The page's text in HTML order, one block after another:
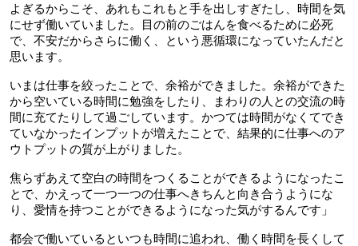
よぎるからこそ、あれもこれもと手を出しすぎたし、時間を気
にせず働いていました。目の前のごはんを食べるために必死
で、不安だからさらに働く、という悪循環になっていたんだと
思います。
いまは仕事を絞ったことで、余裕ができました。余裕ができた
から空いている時間に勉強をしたり、まわりの人との交流の時
間に充てたりして過ごしています。かつては時間がなくてでき
ていなかったインプットが増えたことで、結果的に仕事へのア
ウトプットの質が上がりました。
焦らずあえて空白の時間をつくることができるようになったこ
とで、かえって一つ一つの仕事へきちんと向き合うようにな
り、愛情を持つことができるようになった気がするんです」
都会で働いているといつも時間に追われ、働く時間を長くして